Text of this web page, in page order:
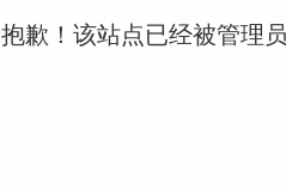
抱歉！该站点已经被管理